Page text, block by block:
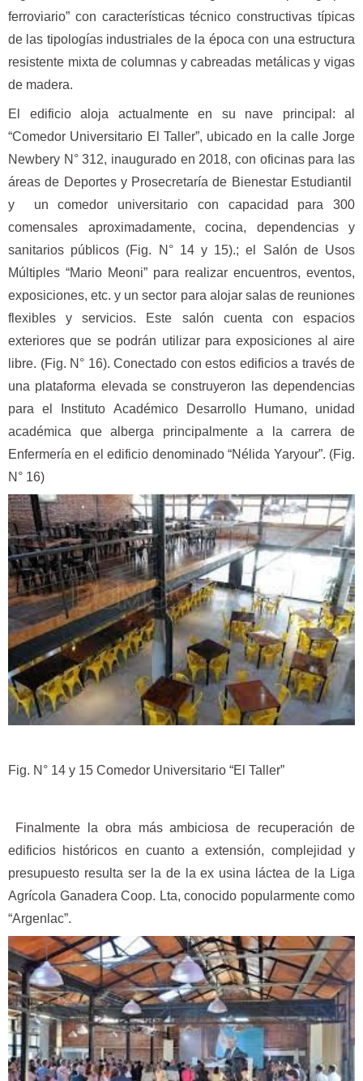
ferroviario” con características técnico constructivas típicas
de las tipologías industriales de la época con una estructura
resistente mixta de columnas y cabreadas metálicas y vigas
de madera.
El edificio aloja actualmente en su nave principal: al
“Comedor Universitario El Taller”, ubicado en la calle Jorge
Newbery N° 312, inaugurado en 2018, con oficinas para las
áreas de Deportes y Prosecretaría de Bienestar Estudiantil
y un comedor universitario con capacidad para 300
comensales aproximadamente, cocina, dependencias y
sanitarios públicos (Fig. N° 14 y 15).; el Salón de Usos
Múltiples “Mario Meoni” para realizar encuentros, eventos,
exposiciones, etc. y un sector para alojar salas de reuniones
flexibles y servicios. Este salón cuenta con espacios
exteriores que se podrán utilizar para exposiciones al aire
libre. (Fig. N° 16). Conectado con estos edificios a través de
una plataforma elevada se construyeron las dependencias
para el Instituto Académico Desarrollo Humano, unidad
académica que alberga principalmente a la carrera de
Enfermería en el edificio denominado “Nélida Yaryour”. (Fig.
N° 16)
Fig. N° 14 y 15 Comedor Universitario “El Taller”
Finalmente la obra más ambiciosa de recuperación de
edificios históricos en cuanto a extensión, complejidad y
presupuesto resulta ser la de la ex usina láctea de la Liga
Agrícola Ganadera Coop. Lta, conocido popularmente como
“Argenlac”.